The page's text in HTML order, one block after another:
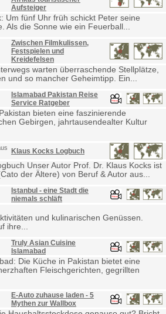
Aufsteiger
Um fünf Uhr früh schickt Peter seine
Als die Sonne wie ein Feuerball...
Zwischen Filmkulissen,
Festspielen und
Kreidefelsen
warten überraschende Stellplätze,
und so mancher Geheimtipp. Ein...
Islamabad Pakistan Reise
Service Ratgeber
bieten eine faszinierende
Gebirgen, jahrtausendealter Kultur
Klaus Kocks Logbuch
Unser Autor Prof. Dr. Klaus Kocks ist
der Ältere) von Beruf & Autor aus...
Istanbul - eine Stadt die
niemals schläft
und kulinarischen Genüssen.
ihre...
Truly Asian Cuisine
Islamabad
Die Küche in Pakistan bietet eine
Fleischgerichten, gegrillten
E-Auto zuhause laden - 5
Mythen zur Wallbox